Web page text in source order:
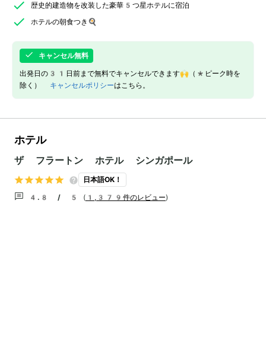
歴史的建造物を改装した豪華5つ星ホテルに宿泊
ホテルの朝食つき🍳
キャンセル無料
出発日の31日前まで無料でキャンセルできます🙌（*ピーク時を
除く） キャンセルポリシーはこちら。
ホテル
ザ フラートン ホテル シンガポール
日本語OK！
4.8 / 5 ( 1,379件のレビュー)